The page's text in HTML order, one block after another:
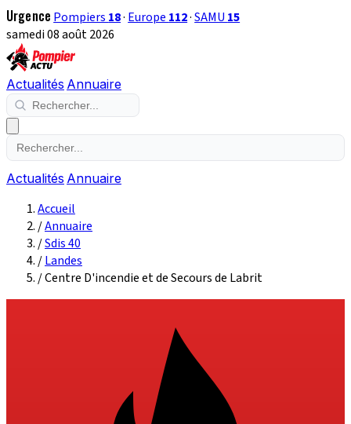
Urgence Pompiers 18· Europe 112·SAMU 15
samedi 08 août 2026
Actualités Annuaire
Actualités Annuaire
Accueil
/Annuaire
/Sdis 40
/Landes
/Centre D'incendie et de Secours de Labrit